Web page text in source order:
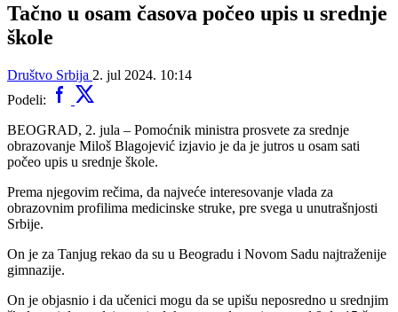
Tačno u osam časova počeo upis u srednje
škole
Društvo Srbija 2. jul 2024. 10:14
Podeli:
BEOGRAD, 2. jula – Pomoćnik ministra prosvete za srednje
obrazovanje Miloš Blagojević izjavio je da je jutros u osam sati
počeo upis u srednje škole.
Prema njegovim rečima, da najveće interesovanje vlada za
obrazovnim profilima medicinske struke, pre svega u unutrašnjosti
Srbije.
On je za Tanjug rekao da su u Beogradu i Novom Sadu najtraženije
gimnazije.
On je objasnio i da učenici mogu da se upišu neposredno u srednjim